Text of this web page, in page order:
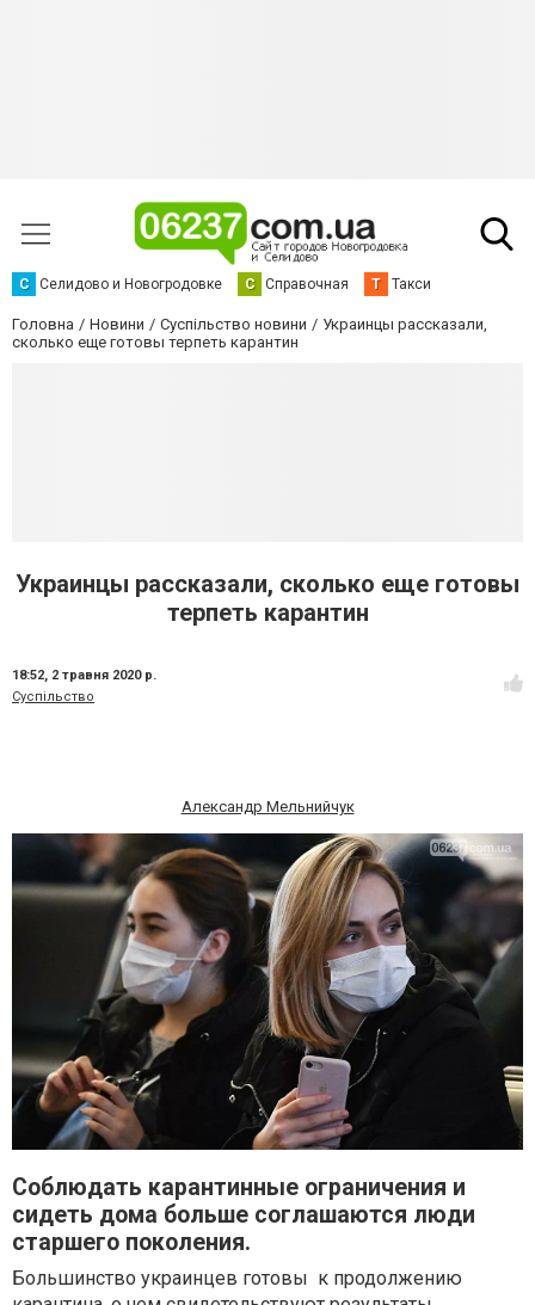
С Селидово и Новогродовке С Справочная Т Такси
Головна Новини Суспільство новини
Украинцы рассказали,
сколько еще готовы терпеть карантин
Украинцы рассказали, сколько еще готовы
терпеть карантин
18:52, 2 травня 2020 р.
Суспільство
Александр Мельнийчук
Соблюдать карантинные ограничения и
сидеть дома больше соглашаются люди
старшего поколения.
Большинство украинцев готовы к продолжению